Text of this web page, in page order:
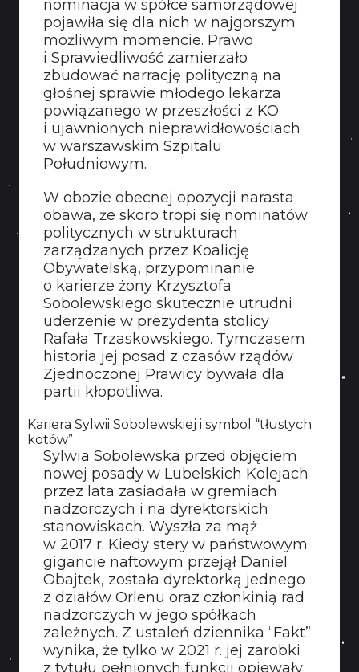
nominacja w spółce samorządowej
pojawiła się dla nich w najgorszym
możliwym momencie. Prawo
i Sprawiedliwość zamierzało
zbudować narrację polityczną na
głośnej sprawie młodego lekarza
powiązanego w przeszłości z KO
i ujawnionych nieprawidłowościach
w warszawskim Szpitalu
Południowym.
W obozie obecnej opozycji narasta
obawa, że skoro tropi się nominatów
politycznych w strukturach
zarządzanych przez Koalicję
Obywatelską, przypominanie
o karierze żony Krzysztofa
Sobolewskiego skutecznie utrudni
uderzenie w prezydenta stolicy
Rafała Trzaskowskiego. Tymczasem
historia jej posad z czasów rządów
Zjednoczonej Prawicy bywała dla
partii kłopotliwa.
Kariera Sylwii Sobolewskiej i symbol “tłustych
kotów”
Sylwia Sobolewska przed objęciem
nowej posady w Lubelskich Kolejach
przez lata zasiadała w gremiach
nadzorczych i na dyrektorskich
stanowiskach. Wyszła za mąż
w 2017 r. Kiedy stery w państwowym
gigancie naftowym przejął Daniel
Obajtek, została dyrektorką jednego
z działów Orlenu oraz członkinią rad
nadzorczych w jego spółkach
zależnych. Z ustaleń dziennika “Fakt”
wynika, że tylko w 2021 r. jej zarobki
z tytułu pełnionych funkcji opiewały